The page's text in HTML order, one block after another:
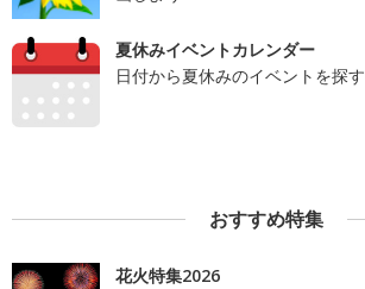
夏休みイベントカレンダー
日付から夏休みのイベントを探す
おすすめ特集
花火特集2026